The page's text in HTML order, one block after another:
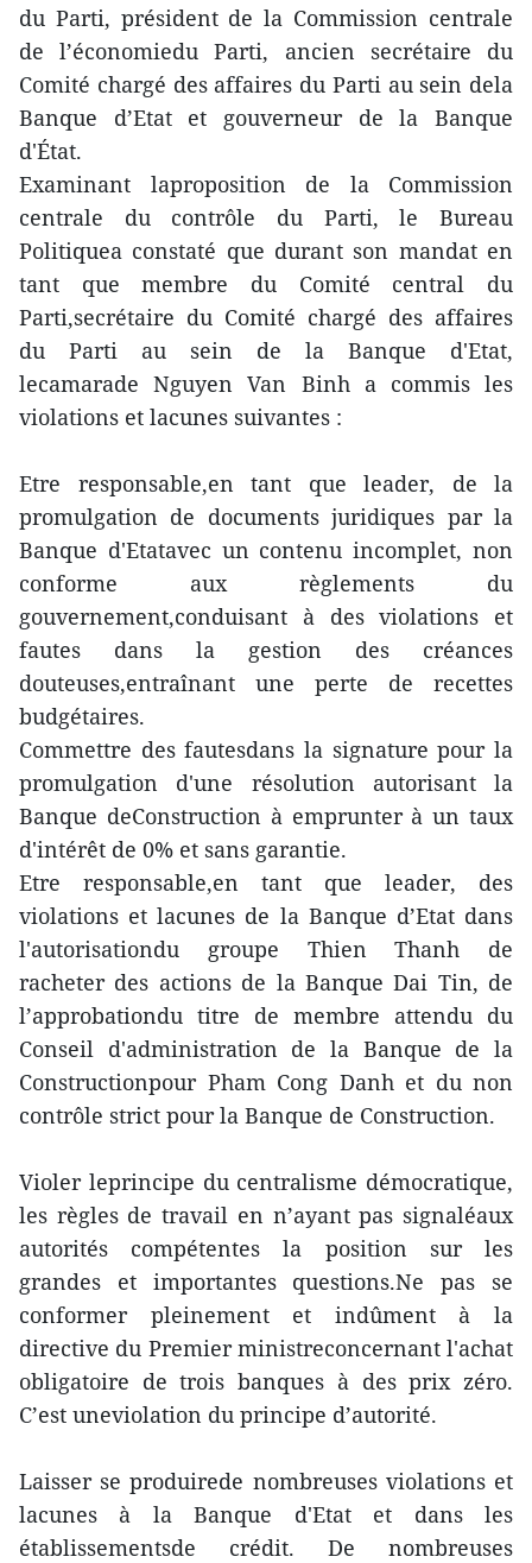
du Parti, président de la Commission centrale
de l’économiedu Parti, ancien secrétaire du
Comité chargé des affaires du Parti au sein dela
Banque d’Etat et gouverneur de la Banque
d'État.
Examinant laproposition de la Commission
centrale du contrôle du Parti, le Bureau
Politiquea constaté que durant son mandat en
tant que membre du Comité central du
Parti,secrétaire du Comité chargé des affaires
du Parti au sein de la Banque d'Etat,
lecamarade Nguyen Van Binh a commis les
violations et lacunes suivantes :
Etre responsable,en tant que leader, de la
promulgation de documents juridiques par la
Banque d'Etatavec un contenu incomplet, non
conforme aux règlements du
gouvernement,conduisant à des violations et
fautes dans la gestion des créances
douteuses,entraînant une perte de recettes
budgétaires.
Commettre des fautesdans la signature pour la
promulgation d'une résolution autorisant la
Banque deConstruction à emprunter à un taux
d'intérêt de 0% et sans garantie.
Etre responsable,en tant que leader, des
violations et lacunes de la Banque d’Etat dans
l'autorisationdu groupe Thien Thanh de
racheter des actions de la Banque Dai Tin, de
l’approbationdu titre de membre attendu du
Conseil d'administration de la Banque de la
Constructionpour Pham Cong Danh et du non
contrôle strict pour la Banque de Construction.
Violer leprincipe du centralisme démocratique,
les règles de travail en n’ayant pas signaléaux
autorités compétentes la position sur les
grandes et importantes questions.Ne pas se
conformer pleinement et indûment à la
directive du Premier ministreconcernant l'achat
obligatoire de trois banques à des prix zéro.
C’est uneviolation du principe d’autorité.
Laisser se produirede nombreuses violations et
lacunes à la Banque d'Etat et dans les
établissementsde crédit. De nombreuses